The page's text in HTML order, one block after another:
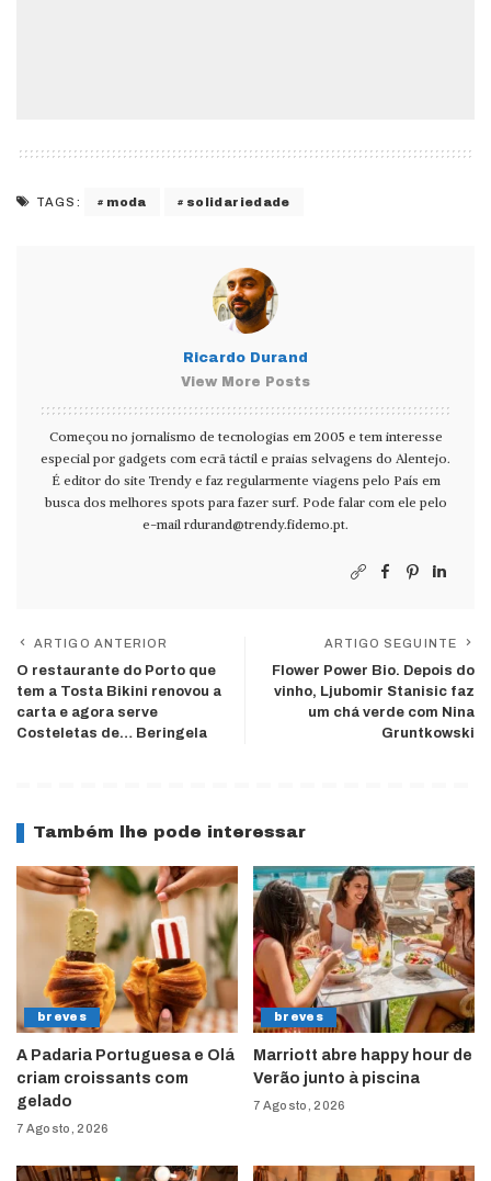
TAGS: moda solidariedade
Ricardo Durand
View More Posts
Começou no jornalismo de tecnologias em 2005 e tem interesse
especial por gadgets com ecrã táctil e praias selvagens do Alentejo.
É editor do site Trendy e faz regularmente viagens pelo País em
busca dos melhores spots para fazer surf. Pode falar com ele pelo
e-mail rdurand@trendy.fidemo.pt.
ARTIGO ANTERIOR
O restaurante do Porto que
tem a Tosta Bikini renovou a
carta e agora serve
Costeletas de… Beringela
ARTIGO SEGUINTE
Flower Power Bio. Depois do
vinho, Ljubomir Stanisic faz
um chá verde com Nina
Gruntkowski
Também lhe pode interessar
breves
A Padaria Portuguesa e Olá
criam croissants com
gelado
7 Agosto, 2026
breves
Marriott abre happy hour de
Verão junto à piscina
7 Agosto, 2026